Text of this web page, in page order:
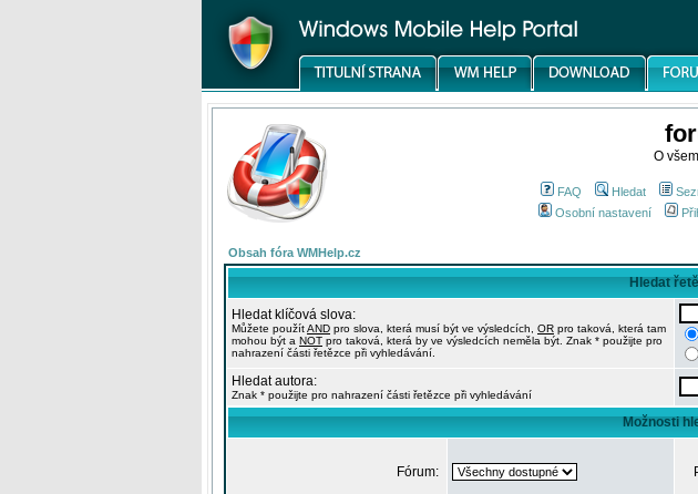
O
FAQ Hledat
Osobní nastavení
Obsah fóra WMHelp.cz
Hledat
Hledat klíčová slova:
Můžete použítAND pro slova, která musí být ve výsledcích, OR pro taková, která tam
mohou být a NOT pro taková, která by ve výsledcích neměla být. Znak * použijte pro
nahrazení části řetězce při vyhledávání.
Hledat autora:
Znak * použijte pro nahrazení části řetězce při vyhledávání
Možnosti
Fórum: